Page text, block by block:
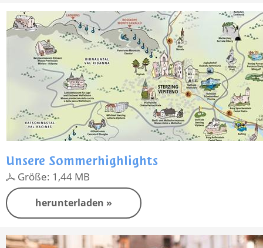
Unsere Sommerhighlights
Größe: 1,44 MB
herunterladen »